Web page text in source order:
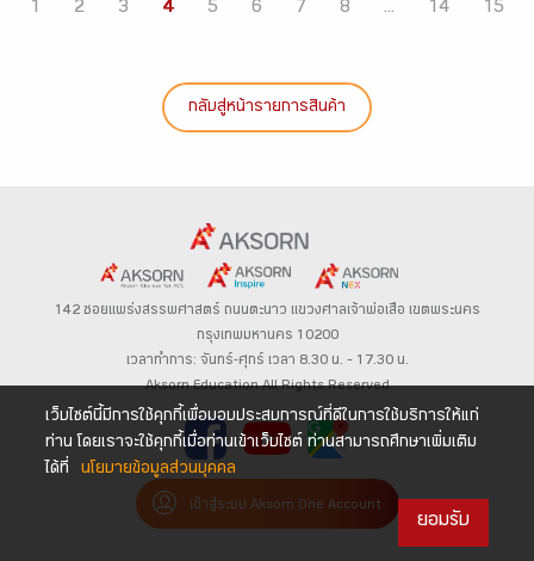
1 2 3 4 5 6 7 8 ... 14 15
กลับสู่หน้ารายการสินค้า
142 ซอยแพร่งสรรพศาสตร์ ถนนตะนาว แขวงศาลเจ้าพ่อเสือ เขตพระนคร
กรุงเทพมหานคร 10200
เวลาทำการ: จันทร์-ศุกร์ เวลา 8.30 น. – 17.30 น.
Aksorn Education All Rights Reserved
เข้าสู่ระบบ Aksorn One Account
เว็บไซต์นี้มีการใช้คุกกี้เพื่อมอบประสบการณ์ที่ดีในการใช้บริการให้แก่
ท่าน โดยเราจะใช้คุกกี้เมื่อท่านเข้าเว็บไซต์ ท่านสามารถศึกษาเพิ่มเติม
ได้ที่
นโยบายข้อมูลส่วนบุคคล
ยอมรับ